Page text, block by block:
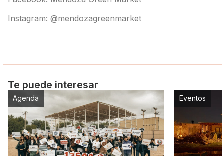
Instagram: @mendozagreenmarket
Te puede interesar
Agenda Eventos